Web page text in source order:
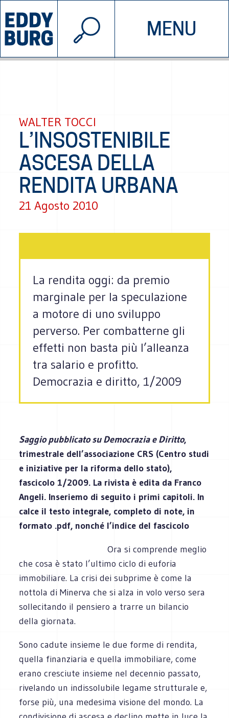
MENU
INIZIATIVE CHI SIAMO
© 2026 EDDYBURG
WALTER TOCCI
L’INSOSTENIBILE
ASCESA DELLA
RENDITA URBANA
21 Agosto 2010
La rendita oggi: da premio
marginale per la speculazione
a motore di uno sviluppo
perverso. Per combatterne gli
effetti non basta più l’alleanza
tra salario e profitto.
Democrazia e diritto, 1/2009
Saggio pubblicato su Democrazia e Diritto,
trimestrale dell’associazione CRS (Centro studi
e iniziative per la riforma dello stato),
fascicolo 1/2009. La rivista è edita da Franco
Angeli. Inseriemo di seguito i primi capitoli. In
calce il testo integrale, completo di note, in
formato .pdf, nonché l’indice del fascicolo
Ora si comprende meglio
che cosa è stato l’ultimo ciclo di euforia
immobiliare. La crisi dei subprime è come la
nottola di Minerva che si alza in volo verso sera
sollecitando il pensiero a trarre un bilancio
della giornata.
Sono cadute insieme le due forme di rendita,
quella finanziaria e quella immobiliare, come
erano cresciute insieme nel decennio passato,
rivelando un indissolubile legame strutturale e,
forse più, una medesima visione del mondo. La